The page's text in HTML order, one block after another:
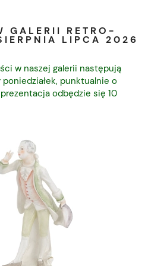
GALERII RETRO-
LIPCA 2026
w naszej galerii następują
poniedziałek, punktualnie o
odbędzie się 10